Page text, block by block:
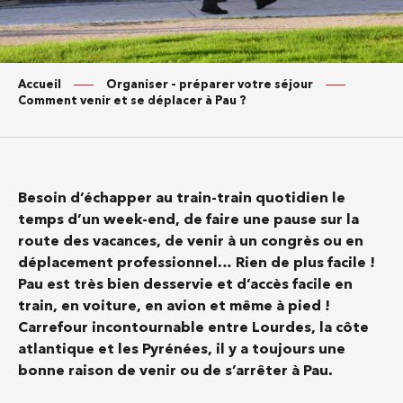
Accueil
Organiser – préparer votre séjour
Comment venir et se déplacer à Pau ?
Besoin d’échapper au train-train quotidien le
temps d’un week-end, de faire une pause sur la
route des vacances, de venir à un congrès ou en
déplacement professionnel… Rien de plus facile !
Pau est très bien desservie et d’accès facile en
train, en voiture, en avion et même à pied !
Carrefour incontournable entre Lourdes, la côte
atlantique et les Pyrénées, il y a toujours une
bonne raison de venir ou de s’arrêter à Pau.